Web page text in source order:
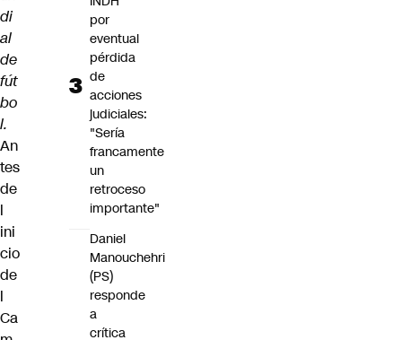
di
al
de
fút
bo
l.
An
tes
de
l
ini
cio
de
l
Ca
por
eventual
pérdida
de
acciones
judiciales:
"Sería
francamente
un
retroceso
importante"
Daniel
Manouchehri
(PS)
responde
a
crítica